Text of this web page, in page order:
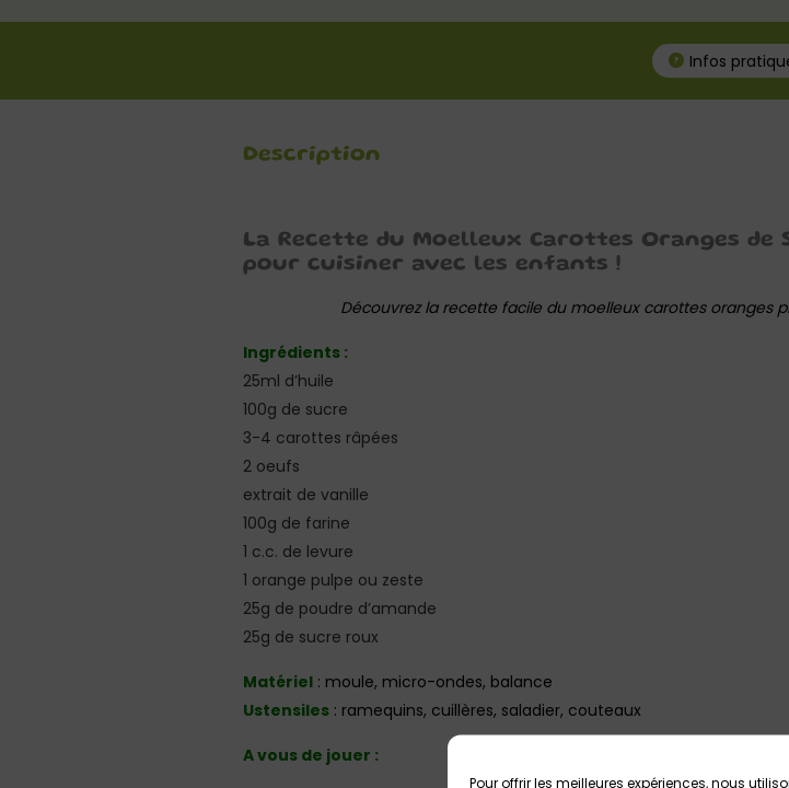
Pour offrir les meilleures expériences, nous
Infos
Description
La Recette du Moelleux Carottes Oranges de
pour cuisiner avec les enfants !
Découvrez la recette facile du moelleux carottes oranges
Ingrédients :
25ml d’huile
100g de sucre
3-4 carottes râpées
2 oeufs
extrait de vanille
100g de farine
1 c.c. de levure
1 orange pulpe ou zeste
25g de poudre d’amande
25g de sucre roux
Matériel : moule, micro-ondes, balance
Ustensiles : ramequins, cuillères, saladier, couteaux
A vous de jouer :